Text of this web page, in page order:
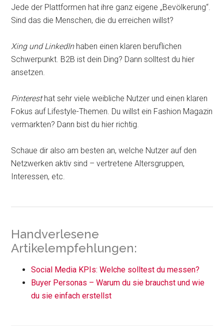
Jede der Plattformen hat ihre ganz eigene „Bevölkerung“.
Sind das die Menschen, die du erreichen willst?
Xing und LinkedInhaben einen klaren beruflichen
Schwerpunkt. B2B ist dein Ding? Dann solltest du hier
ansetzen.
Pinteresthat sehr viele weibliche Nutzer und einen klaren
Fokus auf Lifestyle-Themen. Du willst ein Fashion Magazin
vermarkten? Dann bist du hier richtig.
Schaue dir also am besten an, welche Nutzer auf den
Netzwerken aktiv sind – vertretene Altersgruppen,
Interessen, etc.
Handverlesene
Artikelempfehlungen:
Social Media KPIs: Welche solltest du messen?
Buyer Personas – Warum du sie brauchst und wie
du sie einfach erstellst